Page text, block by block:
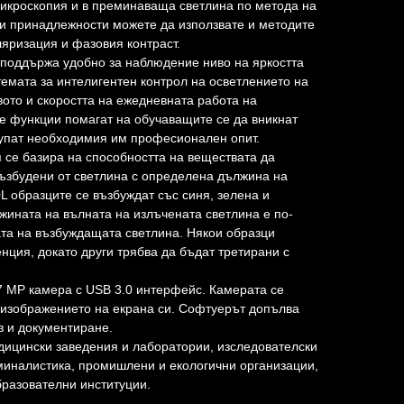
и в преминаваща светлина по метода на
принадлежности можете да използвате и методите
и фазовия контраст.
удобно за наблюдение ниво на яркостта
за интелигентен контрол на осветлението на
и скоростта на ежедневната работа на
функции помагат на обучаващите се да вникнат
необходимия им професионален опит.
базира на способността на веществата да
от светлина с определена дължина на
образците се възбуждат със синя, зелена и
на вълната на излъчената светлина е по-
на възбуждащата светлина. Някои образци
докато други трябва да бъдат третирани с
MP камера с USB 3.0 интерфейс. Камерата се
на екрана си. Софтуерът допълва
и документиране.
заведения и лаборатории, изследователски
промишлени и екологични организации,
институции.